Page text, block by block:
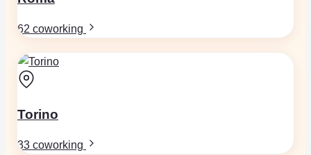
62 coworking
Torino
33 coworking